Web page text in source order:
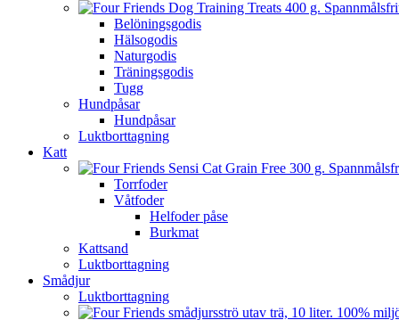
Belöningsgodis
Hälsogodis
Naturgodis
Träningsgodis
Tugg
Hundpåsar
Hundpåsar
Luktborttagning
Katt
Torrfoder
Våtfoder
Helfoder påse
Burkmat
Kattsand
Luktborttagning
Smådjur
Luktborttagning